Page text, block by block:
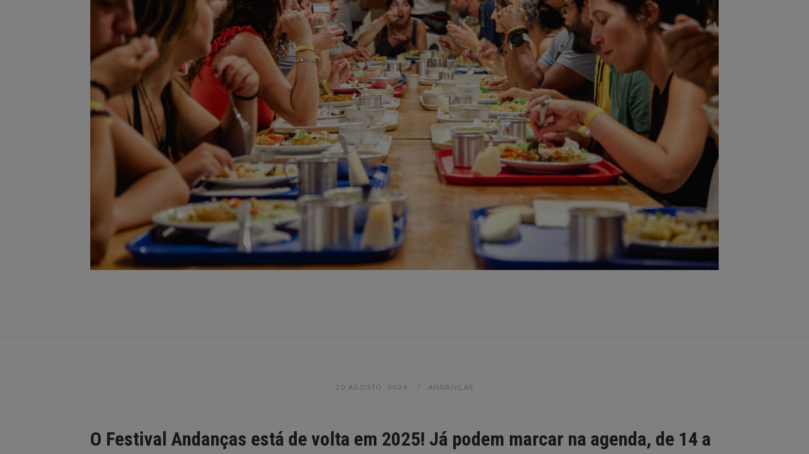
20 AGOSTO, 2024 ANDANÇAS
O Festival Andanças está de volta em 2025! Já podem marcar na agenda, de 14 a